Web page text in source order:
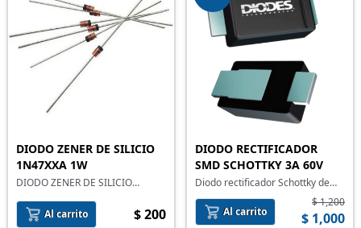
DIODO ZENER DE SILICIO
1N47XXA 1W
DIODO ZENER DE SILICIO
Al carrito
$ 200
DIODO RECTIFICADOR
SMD SCHOTTKY 3A 60V
Diodo rectificador Schottky de
montaje superficial
Al carrito
$ 1,200
$ 1,000